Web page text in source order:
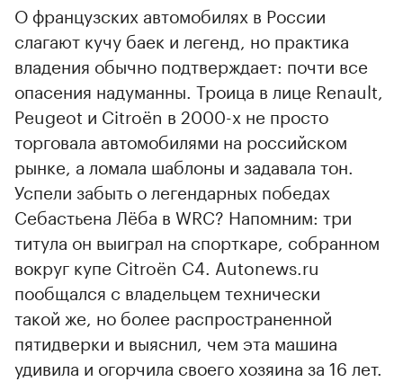
О французских автомобилях в России
слагают кучу баек и легенд, но практика
владения обычно подтверждает: почти все
опасения надуманны. Троица в лице Renault,
Peugeot и Citroёn в 2000-х не просто
торговала автомобилями на российском
рынке, а ломала шаблоны и задавала тон.
Успели забыть о легендарных победах
Себастьена Лёба в WRC? Напомним: три
титула он выиграл на спорткаре, собранном
вокруг купе Citroёn C4. Autonews.ru
пообщался с владельцем технически
такой же, но более распространенной
пятидверки и выяснил, чем эта машина
удивила и огорчила своего хозяина за 16 лет.